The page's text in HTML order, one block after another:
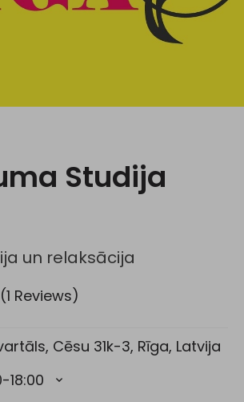
Studija
un relaksācija
(1 Reviews)
Cēsu 31k-3, Rīga, Latvija
18:00